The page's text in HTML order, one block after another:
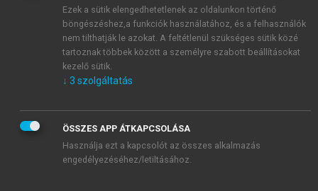
veszem és elfogadom.
Általános vásárlási feltételeket, valamint a szotar.netés a
mersz.huoldalak licencszerződéseiben foglaltakat
tudomásul veszem és elfogadom.
KIPRÓBÁLOM
Ezek a sütik elengedhetetlenek az oldalunkon történő
böngészéshez,a funkciók használatához, és a felhasználók
nem tilthatják le azokat. A feltétlenül szükséges sütik közé
tartoznak többek között a személyre szabott beállításokat
kezelő sütik.
↓ 3 szolgáltatás
ÖSSZES APP ÁTKAPCSOLÁSA
Használja ezt a kapcsolót az összes alkalmazás
engedélyezéséhez/letiltásához.